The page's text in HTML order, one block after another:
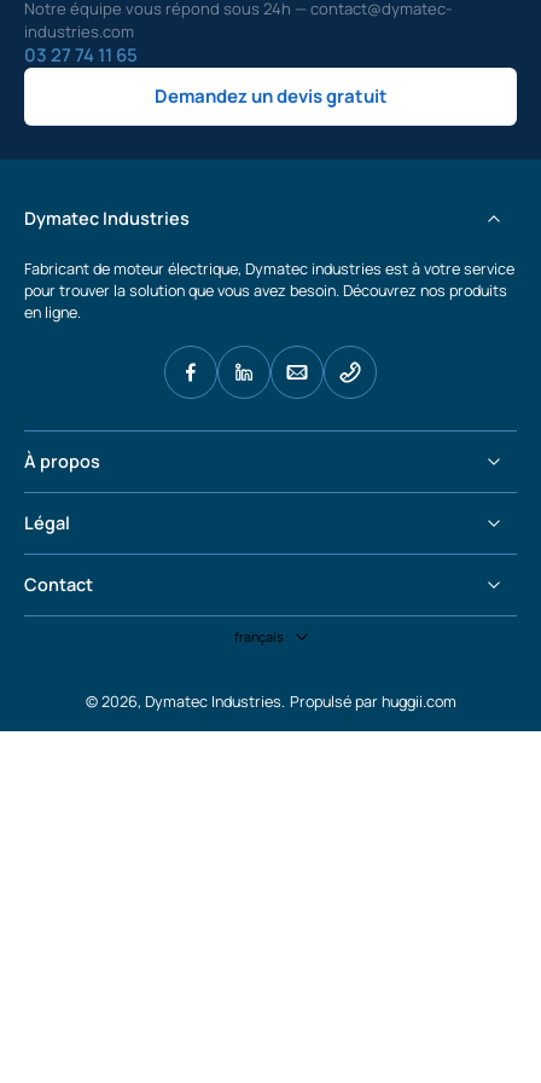
Notre équipe vous répond sous 24h — contact@dymatec-
industries.com
03 27 74 11 65
Demandez un devis gratuit
Dymatec Industries
Fabricant de moteur électrique, Dymatec industries est à votre service
pour trouver la solution que vous avez besoin. Découvrez nos produits
en ligne.
À propos
Légal
Contact
français
© 2026, Dymatec Industries. Propulsé par huggii.com